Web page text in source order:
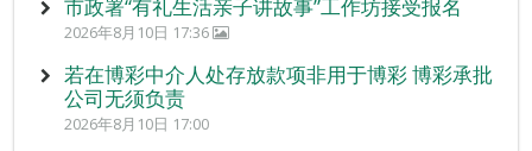
市政署“有礼生活亲子讲故事”工作坊接受报名
2026年8月10日 17:36
若在博彩中介人处存放款项非用于博彩 博彩承批
公司无须负责
2026年8月10日 17:00